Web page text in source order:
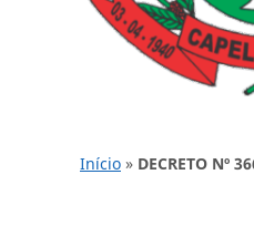
Início » DECRETO Nº